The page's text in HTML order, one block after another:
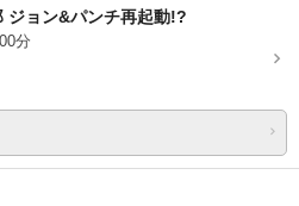
ジョン&パンチ再起動!?
分